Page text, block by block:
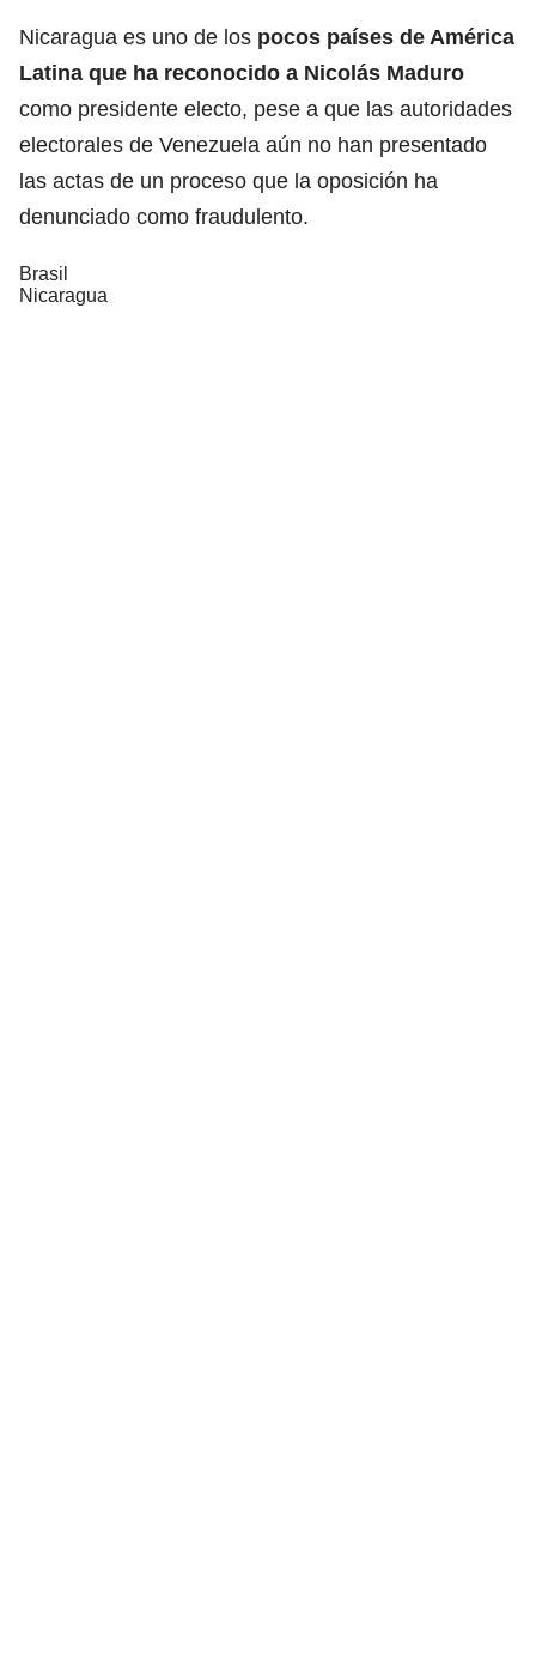
Nicaragua es uno de los pocos países de América
Latina que ha reconocido a Nicolás Maduro
como presidente electo, pese a que las autoridades
electorales de Venezuela aún no han presentado
las actas de un proceso que la oposición ha
denunciado como fraudulento.
Brasil
Nicaragua